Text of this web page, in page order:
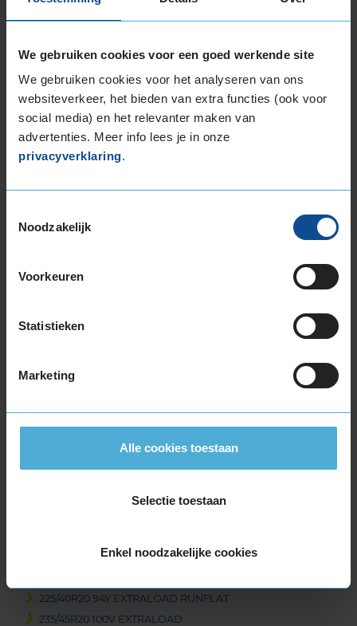
We gebruiken cookies voor een goed werkende site
We gebruiken cookies voor het analyseren van ons
websiteverkeer, het bieden van extra functies (ook voor
social media) en het relevanter maken van
advertenties. Meer info lees je in onze
privacyverklaring.
Noodzakelijk
Voorkeuren
Statistieken
Marketing
Alle cookies toestaan
Selectie toestaan
Enkel noodzakelijke cookies
265/60R18 110V
235/45R19 95V RUNFLAT
235/50R19 103Y EXTRALOAD
235/50R19 99V
235/55R19 101V RUNFLAT
235/55R19 101Y
245/50R19 105W EXTRALOAD RUNFLAT
255/50R19 103W
255/50R19 107Y EXTRALOAD
255/55R19 111V EXTRALOAD
255/55R19 111Y EXTRALOAD
265/50R19 110Y EXTRALOAD
295/45R19 113Y EXTRALOAD
225/40R20 94Y EXTRALOAD RUNFLAT
235/45R20 100V EXTRALOAD